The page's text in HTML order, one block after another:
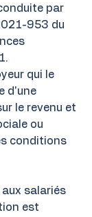
par
953 du
qui le
d'une
le revenu et
ou
conditions
aux salariés
est